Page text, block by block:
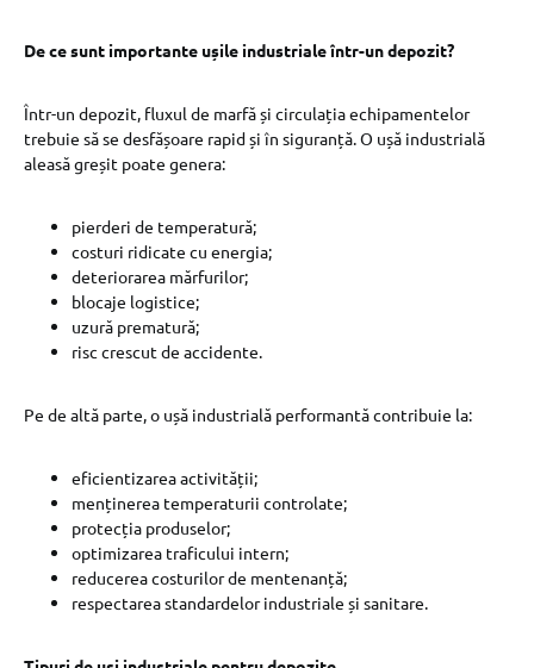
De ce sunt importante ușile industriale într-un depozit?
Într-un depozit, fluxul de marfă și circulația echipamentelor
trebuie să se desfășoare rapid și în siguranță. O ușă industrială
aleasă greșit poate genera:
pierderi de temperatură;
costuri ridicate cu energia;
deteriorarea mărfurilor;
blocaje logistice;
uzură prematură;
risc crescut de accidente.
Pe de altă parte, o ușă industrială performantă contribuie la:
eficientizarea activității;
menținerea temperaturii controlate;
protecția produselor;
optimizarea traficului intern;
reducerea costurilor de mentenanță;
respectarea standardelor industriale și sanitare.